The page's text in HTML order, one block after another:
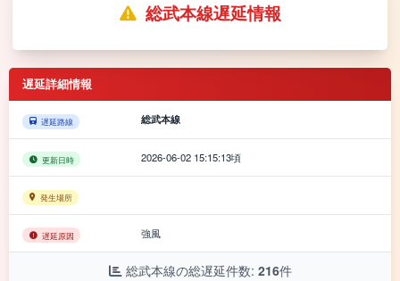
総武本線遅延情報
遅延詳細情報
遅延路線 総武本線
更新日時 2026-06-02 15:15:13頃
発生場所
遅延原因 強風
総武本線の総遅延件数: 216件